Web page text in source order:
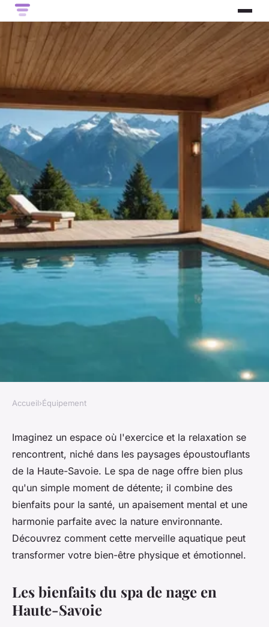
ÉQUIPEMENT
Découvrez les bienfaits du spa
de nage en haute-savoie
Léa•20 septembre 2024 •5 min de lecture
Accueil›Équipement
Imaginez un espace où l'exercice et la relaxation se
rencontrent, niché dans les paysages époustouflants
de la Haute-Savoie. Le spa de nage offre bien plus
qu'un simple moment de détente; il combine des
bienfaits pour la santé, un apaisement mental et une
harmonie parfaite avec la nature environnante.
Découvrez comment cette merveille aquatique peut
transformer votre bien-être physique et émotionnel.
Les bienfaits du spa de nage en
Haute-Savoie